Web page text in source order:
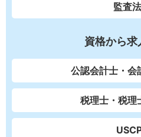
監査
資格から求
公認会計士・会
税理士・税理